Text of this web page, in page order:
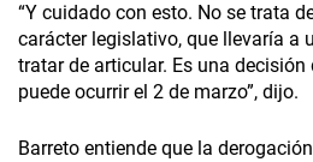
“Y cuidado con esto. No se trata
carácter legislativo, que llevaría a
tratar de articular. Es una decisión
puede ocurrir el 2 de marzo”, dijo.
Barreto entiende que la